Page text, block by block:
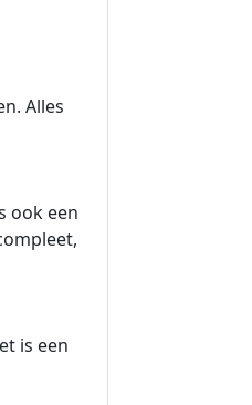
Alles
ook een
is een